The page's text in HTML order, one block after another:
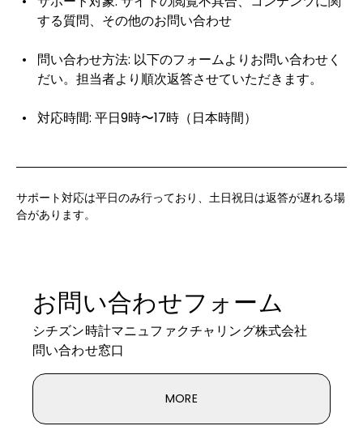
する質問、その他のお問い合わせ
問い合わせ方法: 以下のフォームよりお問い合わせく
だい。担当者より順次返答させていただきます。
対応時間: 平日9時〜17時（日本時間）
サポート対応は平日のみ行っており、土日祝日は返答が遅れる場
合があります。
お問い合わせフォーム
シチズン時計マニュファクチャリング株式会社
問い合わせ窓口
MORE